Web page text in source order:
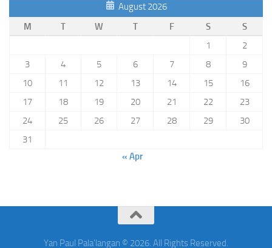
August 2026
M
T W T F S
S
1
2
3
4 5 6 7 8
9
10
11 12 13 14 15
16
17
18 19 20 21 22
23
24
25 26 27 28 29
30
31
« Apr
Yan Paul Pala'langan © 2026. All Rights Reserved.